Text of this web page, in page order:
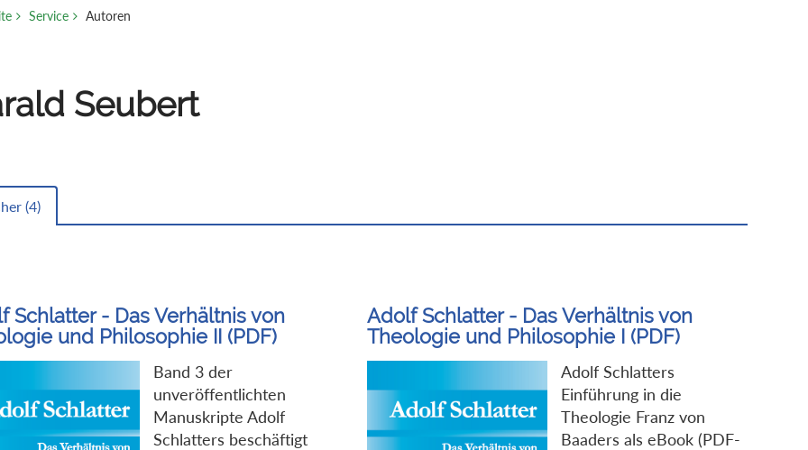
Service Autoren
Seubert
(4)
Schlatter - Das Verhältnis von
und Philosophie II (PDF)
Band 3 der
unveröffentlichten
Manuskripte Adolf
Schlatters beschäftigt
Adolf Schlatter - Das Verhältnis von
Theologie und Philosophie I (PDF)
Adolf Schlatters
Einführung in die
Theologie Franz von
Baaders als eBook (PDF-